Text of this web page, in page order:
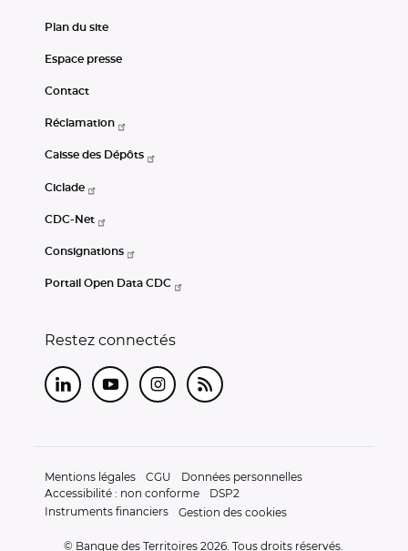
Plan du site
Espace presse
Contact
Réclamation
Caisse des Dépôts
Ciclade
CDC-Net
Consignations
Portail Open Data CDC
Restez connectés
LinkedInYoutubeInstagram
RSS
Mentions légales CGU
Données personnelles
Accessibilité : non conforme
DSP2
Instruments financiers
Gestion des cookies
© Banque des Territoires 2026. Tous droits réservés.